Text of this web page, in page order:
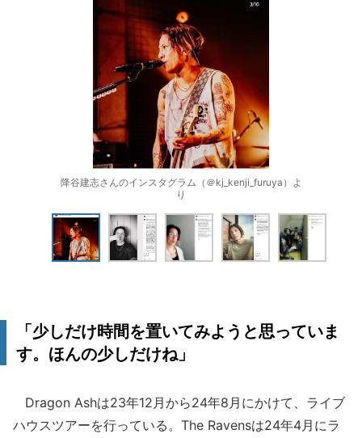
降谷建志さんのインスタグラム（＠kj_kenji_furuya）よ
り
「少しだけ時間を置いてみようと思っていま
す。ほんの少しだけね」
Dragon Ashは23年12月から24年8月にかけて、ライブ
ハウスツアーを行っている。The Ravensは24年4月にラ